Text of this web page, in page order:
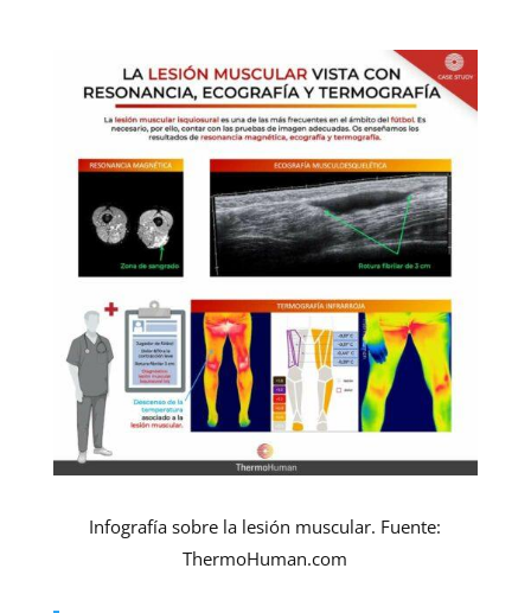
Infografía sobre la lesión muscular. Fuente:
ThermoHuman.com